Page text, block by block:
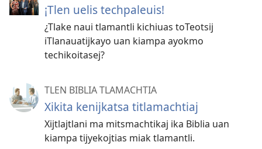
¡Tlen uelis techpaleuis!
¿Tlake naui tlamantli kichiuas toTeotsij
iTlanauatijkayo uan kiampa ayokmo
techikoitasej?
TLEN BIBLIA TLAMACHTIA
Xikita kenijkatsa titlamachtiaj
Xijtlajtlani ma mitsmachtikaj ika Biblia uan
kiampa tijyekojtias miak tlamantli.